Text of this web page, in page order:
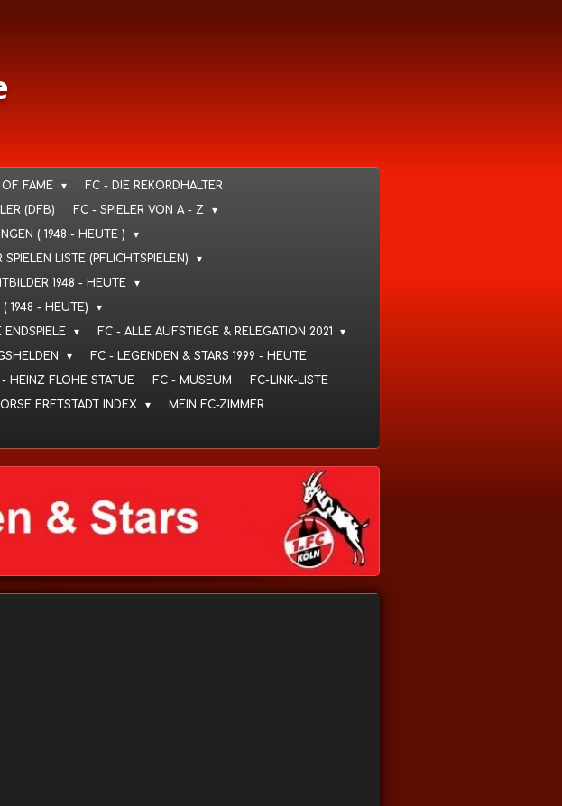
FAME
FC - DIE REKORDHALTER
(DFB)
FC - SPIELER VON A - Z
( 1948 - HEUTE )
SPIELEN LISTE (PFLICHTSPIELEN)
1948 - HEUTE
( 1948 - HEUTE)
FC - ALLE AUFSTIEGE & RELEGATION 2021
FC - LEGENDEN & STARS 1999 - HEUTE
- HEINZ FLOHE STATUE FC - MUSEUM
FC-LINK-LISTE
ERFTSTADT INDEX
MEIN FC-ZIMMER